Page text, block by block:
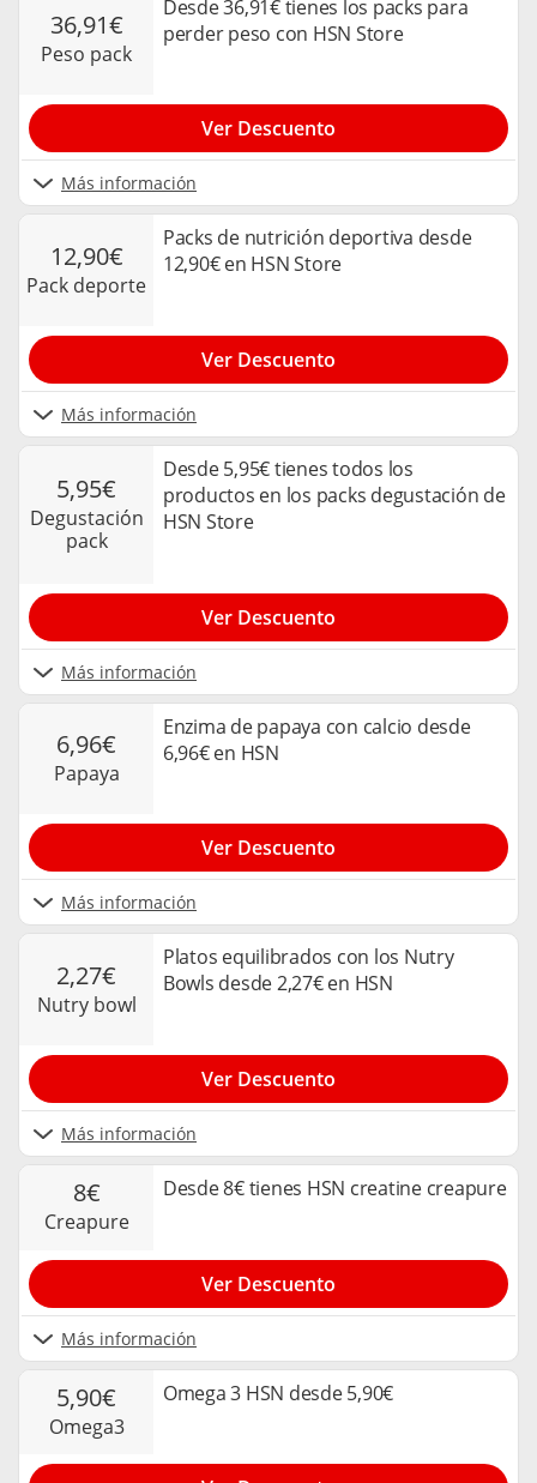
36,91€
peso pack
Desde 36,91€ tienes los packs para
perder peso con HSN Store
Más información
Ver Descuento
12,90€
pack deporte
Packs de nutrición deportiva desde
12,90€ en HSN Store
Más información
Ver Descuento
5,95€
degustación
pack
Desde 5,95€ tienes todos los
productos en los packs degustación de
HSN Store
Más información
Ver Descuento
6,96€
papaya
Enzima de papaya con calcio desde
6,96€ en HSN
Más información
Ver Descuento
2,27€
nutry bowl
Platos equilibrados con los Nutry
Bowls desde 2,27€ en HSN
Más información
Ver Descuento
8€
creapure
Desde 8€ tienes HSN creatine creapure
Más información
Ver Descuento
5,90€
omega3
Omega 3 HSN desde 5,90€